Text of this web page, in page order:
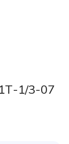
1/3-07